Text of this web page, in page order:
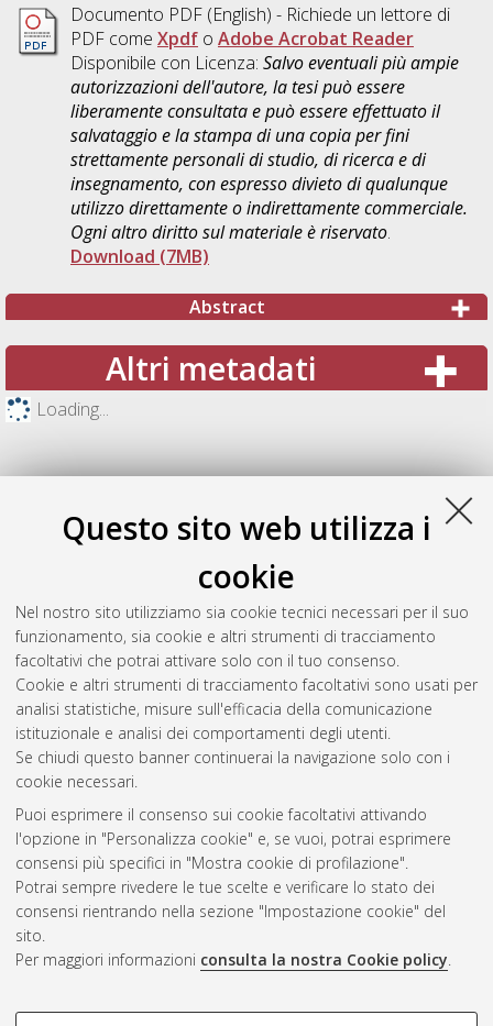
Questo sito web utilizza i
cookie
Nel nostro sito utilizziamo sia cookie tecnici necessari per il suo
funzionamento, sia cookie e altri strumenti di tracciamento
facoltativi che potrai attivare solo con il tuo consenso.
Cookie e altri strumenti di tracciamento facoltativi sono usati per
analisi statistiche, misure sull'efficacia della comunicazione
istituzionale e analisi dei comportamenti degli utenti.
Se chiudi questo banner continuerai la navigazione solo con i
cookie necessari.
Puoi esprimere il consenso sui cookie facoltativi attivando
l'opzione in "Personalizza cookie" e, se vuoi, potrai esprimere
consensi più specifici in "Mostra cookie di profilazione".
Potrai sempre rivedere le tue scelte e verificare lo stato dei
consensi rientrando nella sezione "Impostazione cookie" del
sito.
Per maggiori informazioni consulta la nostra Cookie policy.
COOKIE DI PROFILAZIONE -
Documento PDF(English) - Richiede un lettore di
PDF come Xpdfo Adobe Acrobat Reader
Disponibile con Licenza: Salvo eventuali più ampie
autorizzazioni dell'autore, la tesi può essere
liberamente consultata e può essere effettuato il
salvataggio e la stampa di una copia per fini
strettamente personali di studio, di ricerca e di
insegnamento, con espresso divieto di qualunque
utilizzo direttamente o indirettamente commerciale.
Ogni altro diritto sul materiale è riservato.
Download (7MB)
Abstract
Altri metadati
Loading...
Gestione del documento:
Atom
Rss 1.0
Rss 2.0
ISSN: 2038-7946
Impostazioni Cookie